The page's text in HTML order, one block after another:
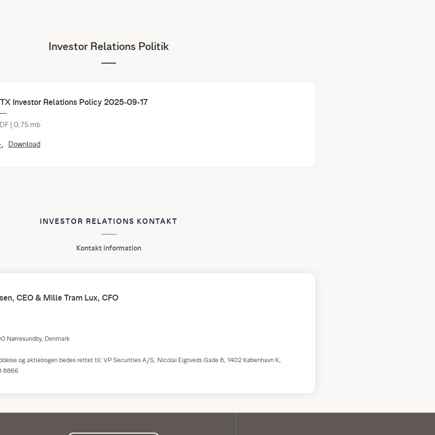
Investor Relations Politik
Investor Relations Policy 2025-09-17
| 0,75 mb
Download
INVESTOR RELATIONS KONTAKT
Kontakt information
CEO & Mille Tram Lux, CFO
Nørresundby, Denmark
og aktiebogen bedes rettet til: VP Securities A/S, Nicolai Eigtveds Gade 8, 1402 København K,
8866